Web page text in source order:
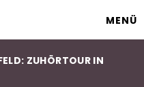
MENÜ
ZUHÖRTOUR IN